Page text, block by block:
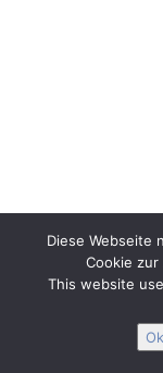
Diese Webseite
Cookie
This website
Ok